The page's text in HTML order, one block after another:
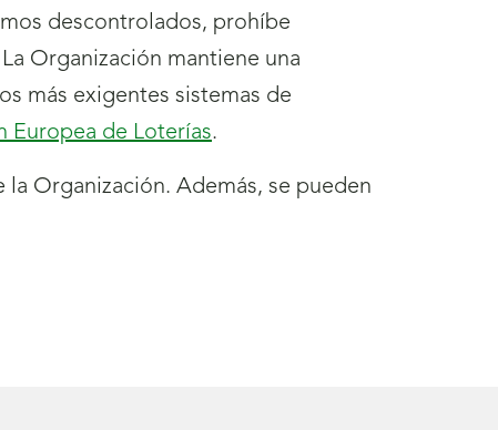
descontrolados, prohíbe
Organización mantiene una
más exigentes sistemas de
Europea de Loterías.
la Organización. Además, se pueden